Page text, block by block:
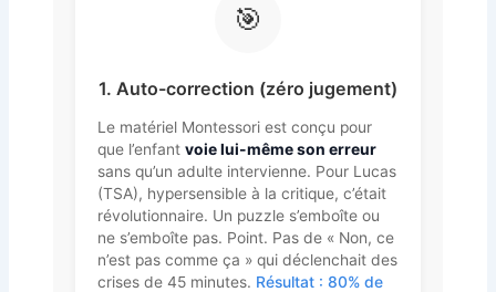
🎯
1. Auto-correction (zéro jugement)
Le matériel Montessori est conçu pour
que l’enfant voie lui-même son erreur
sans qu’un adulte intervienne. Pour Lucas
(TSA), hypersensible à la critique, c’était
révolutionnaire. Un puzzle s’emboîte ou
ne s’emboîte pas. Point. Pas de « Non, ce
n’est pas comme ça » qui déclenchait des
crises de 45 minutes. Résultat : 80% de